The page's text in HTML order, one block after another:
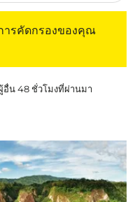
ารคัดกรองของคุณ
อื่น 48 ชั่วโมงที่ผ่านมา